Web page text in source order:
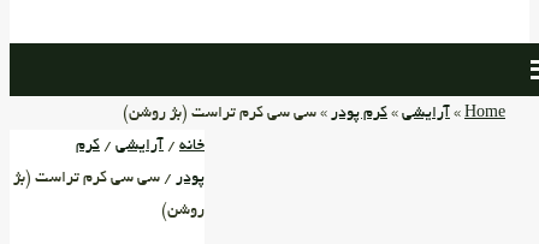
Home
» آرایشی » کرم پودر » سی سی کرم تراست (بژ روشن)
خانه / آرایشی / کرم
پودر / سی سی کرم تراست (بژ
روشن)